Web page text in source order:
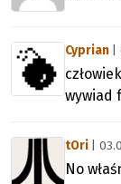
Cyprian
wywiad
tOri |
No